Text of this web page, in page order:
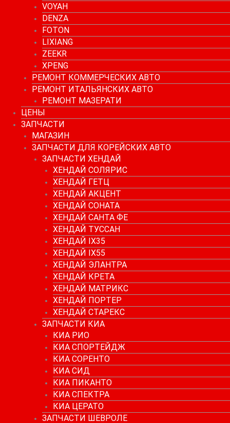
VOYAH
DENZA
FOTON
LIXIANG
ZEEKR
XPENG
РЕМОНТ КОММЕРЧЕСКИХ АВТО
РЕМОНТ ИТАЛЬЯНСКИХ АВТО
РЕМОНТ МАЗЕРАТИ
ЦЕНЫ
ЗАПЧАСТИ
МАГАЗИН
ЗАПЧАСТИ ДЛЯ КОРЕЙСКИХ АВТО
ЗАПЧАСТИ ХЕНДАЙ
ХЕНДАЙ СОЛЯРИС
ХЕНДАЙ ГЕТЦ
ХЕНДАЙ АКЦЕНТ
ХЕНДАЙ СОНАТА
ХЕНДАЙ САНТА ФЕ
ХЕНДАЙ ТУССАН
ХЕНДАЙ IX35
ХЕНДАЙ IX55
ХЕНДАЙ ЭЛАНТРА
ХЕНДАЙ КРЕТА
ХЕНДАЙ МАТРИКС
ХЕНДАЙ ПОРТЕР
ХЕНДАЙ СТАРЕКС
ЗАПЧАСТИ КИА
КИА РИО
КИА СПОРТЕЙДЖ
КИА СОРЕНТО
КИА СИД
КИА ПИКАНТО
КИА СПЕКТРА
КИА ЦЕРАТО
ЗАПЧАСТИ ШЕВРОЛЕ